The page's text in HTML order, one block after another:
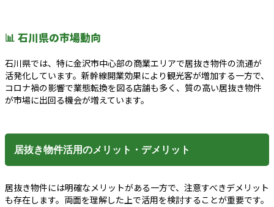
📊 石川県の市場動向
石川県では、特に金沢市中心部の商業エリアで居抜き物件の流通が
活発化しています。新幹線開業効果により観光客が増加する一方で、
コロナ禍の影響で業態転換を図る店舗も多く、質の高い居抜き物件
が市場に出回る機会が増えています。
居抜き物件活用のメリット・デメリット
居抜き物件には明確なメリットがある一方で、注意すべきデメリット
も存在します。両面を理解した上で活用を検討することが重要です。